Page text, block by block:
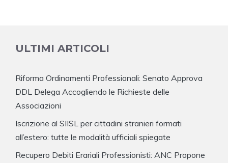
ULTIMI ARTICOLI
Riforma Ordinamenti Professionali: Senato Approva
DDL Delega Accogliendo le Richieste delle
Associazioni
Iscrizione al SIISL per cittadini stranieri formati
all’estero: tutte le modalità ufficiali spiegate
Recupero Debiti Erariali Professionisti: ANC Propone